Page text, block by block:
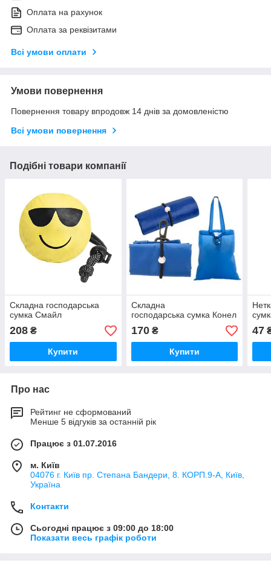
Оплата на рахунок
Оплата за реквізитами
Всі умови оплати
Умови повернення
Повернення товару впродовж 14 днів за домовленістю
Всі умови повернення
Подібні товари компанії
Складна господарська
сумка Смайл
208 ₴
Купити
Складна
господарська сумка Конел
170₴
Купити
47
Про нас
Рейтинг не сформований
Менше 5 відгуків за останній рік
Працює з 01.07.2016
м. Київ
04076 г. Київ пр. Степана Бандери, 8. КОРП.9-А, Київ,
Україна
Контакти
Сьогодні працює з 09:00 до 18:00
Показати весь графік роботи